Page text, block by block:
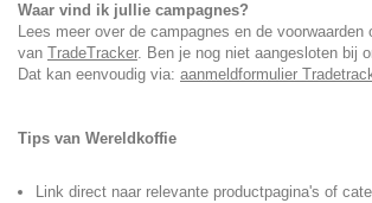
Waar vind ik jullie campagnes?
Lees meer over de campagnes en de voorwaarden
van TradeTracker. Ben je nog niet aangesloten bij
Dat kan eenvoudig via: aanmeldformulier
Tips van Wereldkoffie
Link direct naar relevante productpagina's of